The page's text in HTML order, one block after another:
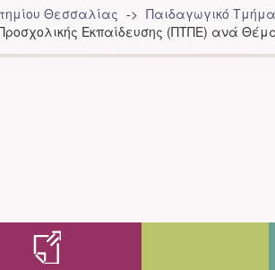
Θεσσαλίας
Παιδαγωγικό
Eκπαίδευσης (ΠΤΠΕ) ανά